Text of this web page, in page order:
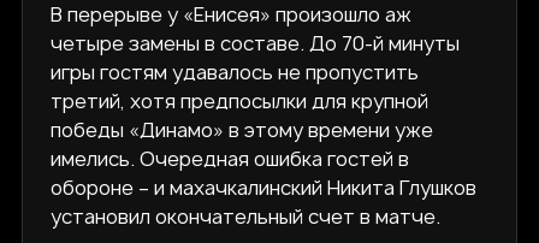
В перерыве у «Енисея» произошло аж
четыре замены в составе. До 70-й минуты
игры гостям удавалось не пропустить
третий, хотя предпосылки для крупной
победы «Динамо» в этому времени уже
имелись. Очередная ошибка гостей в
обороне – и махачкалинский Никита Глушков
установил окончательный счет в матче.